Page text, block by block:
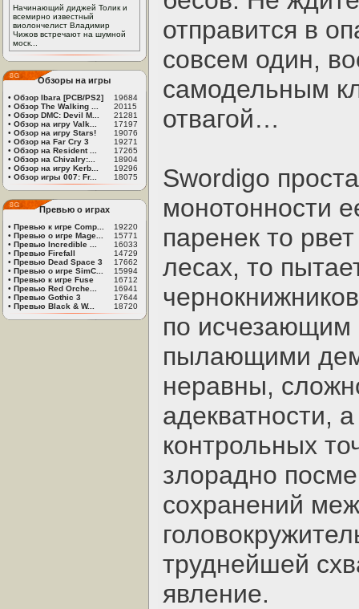
Начинающий диджей Толик и
всемирно известный
виолончелист Владимир
Чижов встречают на шумной
моск...
Обзоры на игры
• Обзор Ibara [PCB/PS2]
19684
• Обзор The Walking ...
20115
• Обзор DMC: Devil M...
21281
• Обзор на игру Valk...
17197
• Обзор на игру Stars!
19076
• Обзор на Far Cry 3
19271
• Обзор на Resident ...
17265
• Обзор на Chivalry:...
18904
• Обзор на игру Kerb...
19296
• Обзор игры 007: Fr... 18075
Превью о играх
• Превью к игре Comp...
19220
• Превью о игре Mage...
15771
• Превью Incredible ...
16033
• Превью Firefall
14729
• Превью Dead Space 3
17662
• Превью о игре SimC...
15994
• Превью к игре Fuse
16712
• Превью Red Orche...
16941
• Превью Gothic 3
17644
• Превью Black & W... 18720
отправится в
совсем один,
самодельным
отвагой…
Swordigo
монотонности
паренек то
лесах, то
по исчезающим
пылающими
неравны,
адекватности,
контрольных
злорадно
сохранений
труднейшей
явление.